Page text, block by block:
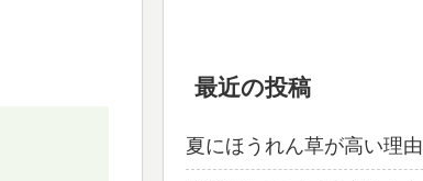
最近の投稿
夏にほうれん草が高い理由